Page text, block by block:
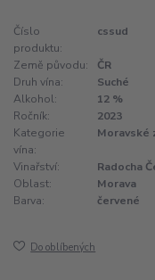
Číslo
produktu:
cssud
Země původu:
ČR
Druh vína:
Suché
Alkohol:
12 %
Ročník:
2023
Kategorie
vína:
Moravské
Vinařství:
Radocha
Oblast:
Morava
Barva:
červené
Do oblíbených